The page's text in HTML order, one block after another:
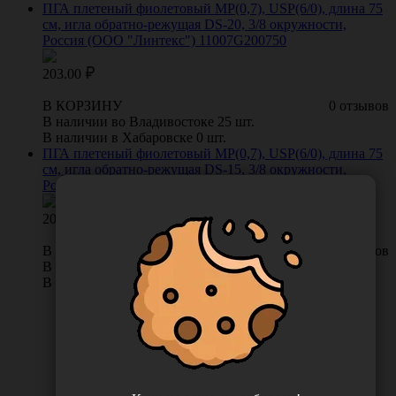
ПГА плетеный фиолетовый МР(0,7), USP(6/0), длина 75
см, игла обратно-режущая DS-20, 3/8 окружности,
Россия (ООО "Линтекс") 11007G200750
203.00
0 отзывов
В КОРЗИНУ
В наличии во Владивостоке 25 шт.
В наличии в Хабаровске 0 шт.
ПГА плетеный фиолетовый МР(0,7), USP(6/0), длина 75
см, игла обратно-режущая DS-15, 3/8 окружности,
Россия (ООО "Линтекс") 11007G150750
203.00
0 отзывов
В КОРЗИНУ
В наличии во Владивостоке 25 шт.
В наличии в Хабаровске 0 шт.